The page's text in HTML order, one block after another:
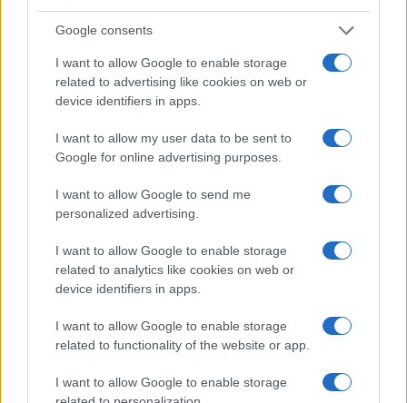
Google consents
I want to allow Google to enable storage
related to advertising like cookies on web or
device identifiers in apps.
I want to allow my user data to be sent to
Google for online advertising purposes.
I want to allow Google to send me
personalized advertising.
I want to allow Google to enable storage
related to analytics like cookies on web or
device identifiers in apps.
I want to allow Google to enable storage
related to functionality of the website or app.
I want to allow Google to enable storage
sintetico per osservazioni: situazioni,
comportamenti, impatto. La misurazione rimane
leggera, orientata alla crescita e comprensibile
anche ai più piccoli.
Adattare, scalare, mantenere
reali. Se salta una sessione, si recupera con una
sensi di colpa. Lemicro-attivitàsi possono
scalare: per bambini piccoli si privilegiano
inseriscono elementi diricerca(es. analizzare
l’etichetta di un prodotto, verificare una fonte).
Dopo le otto settimane, si può ripartire ruotando